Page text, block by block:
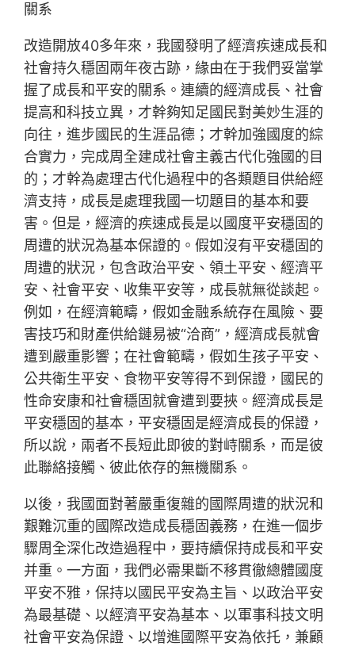
關系
改造開放40多年來，我國發明了經濟疾速成長和
社會持久穩固兩年夜古跡，緣由在于我們妥當掌
握了成長和平安的關系。連續的經濟成長、社會
提高和科技立異，才幹夠知足國民對美妙生涯的
向往，進步國民的生涯品德；才幹加強國度的綜
合實力，完成周全建成社會主義古代化強國的目
的；才幹為處理古代化過程中的各類題目供給經
濟支持，成長是處理我國一切題目的基本和要
害。但是，經濟的疾速成長是以國度平安穩固的
周遭的狀況為基本保證的。假如沒有平安穩固的
周遭的狀況，包含政治平安、領土平安、經濟平
安、社會平安、收集平安等，成長就無從談起。
例如，在經濟範疇，假如金融系統存在風險、要
害技巧和財產供給鏈易被“洽商”，經濟成長就會
遭到嚴重影響；在社會範疇，假如生孩子平安、
公共衛生平安、食物平安等得不到保證，國民的
性命安康和社會穩固就會遭到要挾。經濟成長是
平安穩固的基本，平安穩固是經濟成長的保證，
所以說，兩者不長短此即彼的對峙關系，而是彼
此聯絡接觸、彼此依存的無機關系。
以後，我國面對著嚴重復雜的國際周遭的狀況和
艱難沉重的國際改造成長穩固義務，在進一個步
驟周全深化改造過程中，要持續保持成長和平安
并重。一方面，我們必需果斷不移貫徹總體國度
平安不雅，保持以國民平安為主旨、以政治平安
為最基礎、以經濟平安為基本、以軍事科技文明
社會平安為保證、以增進國際平安為依托，兼顧